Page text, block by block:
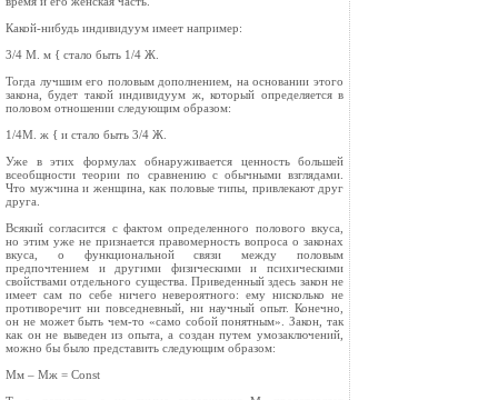
Какой‑нибудь индивидуум имеет например:
3/4 М. м { стало быть 1/4 Ж.
Тогда лучшим его половым дополнением, на основании этого
закона, будет такой индивидуум ж, который определяется в
половом отношении следующим образом:
1/4М. ж { и стало быть 3/4 Ж.
Уже в этих формулах обнаруживается ценность большей
всеобщности теории по сравнению с обычными взглядами.
Что мужчина и женщина, как половые типы, привлекают друг
друга.
Всякий согласится с фактом определенного полового вкуса,
но этим уже не признается правомерность вопроса о законах
вкуса, о функциональной связи между половым
предпочтением и другими физическими и психическими
свойствами отдельного существа. Приведенный здесь закон не
имеет сам по себе ничего невероятного: ему нисколько не
противоречит ни повседневный, ни научный опыт. Конечно,
он не может быть чем‑то «само собой понятным». Закон, так
как он не выведен из опыта, а создан путем умозаключений,
можно бы было представить следующим образом:
Мм – Мж = Const